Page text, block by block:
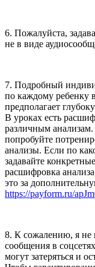
6. Пожалуйста,
не в виде
7. Подробный
по каждому ребенку
предполагает
В уроках есть
различным
попробуйте
анализы. Если по
задавайте
расшифровка
это за
https://payform.ru/
8. К сожалению, я не
сообщения в
могут затеряться и